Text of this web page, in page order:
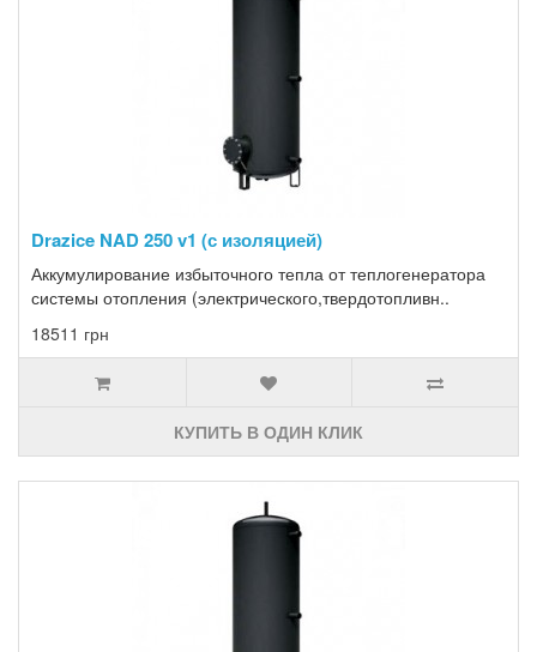
Drazice NAD 250 v1 (с изоляцией)
Аккумулирование избыточного тепла от теплогенератора
системы отопления (электрического,твердотопливн..
18511 грн
КУПИТЬ В ОДИН КЛИК